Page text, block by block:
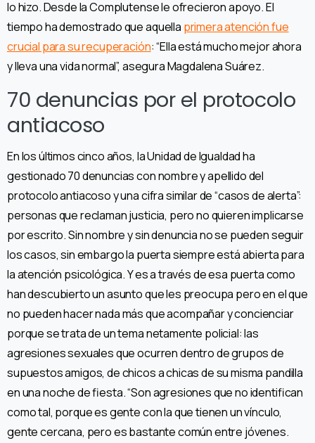
lo hizo. Desde la Complutense le ofrecieron apoyo. El
tiempo ha demostrado que aquella primera atención fue
crucial para su recuperación: “Ella está mucho mejor ahora
y lleva una vida normal”, asegura Magdalena Suárez.
70 denuncias por el protocolo
antiacoso
En los últimos cinco años, la Unidad de Igualdad ha
gestionado 70 denuncias con nombre y apellido del
protocolo antiacoso y una cifra similar de “casos de alerta”:
personas que reclaman justicia, pero no quieren implicarse
por escrito. Sin nombre y sin denuncia no se pueden seguir
los casos, sin embargo la puerta siempre está abierta para
la atención psicológica. Y es a través de esa puerta como
han descubierto un asunto que les preocupa pero en el que
no pueden hacer nada más que acompañar y concienciar
porque se trata de un tema netamente policial: las
agresiones sexuales que ocurren dentro de grupos de
supuestos amigos, de chicos a chicas de su misma pandilla
en una noche de fiesta. “Son agresiones que no identifican
como tal, porque es gente con la que tienen un vínculo,
gente cercana, pero es bastante común entre jóvenes.